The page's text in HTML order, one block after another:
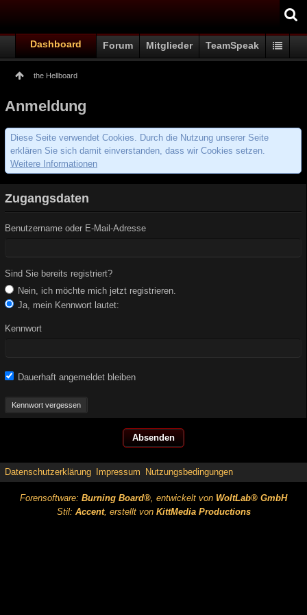
Dashboard Forum Mitglieder TeamSpeak
the Hellboard
Anmeldung
Diese Seite verwendet Cookies. Durch die Nutzung unserer Seite
erklären Sie sich damit einverstanden, dass wir Cookies setzen.
Weitere Informationen
Zugangsdaten
Benutzername oder E-Mail-Adresse
Sind Sie bereits registriert?
Nein, ich möchte mich jetzt registrieren.
Ja, mein Kennwort lautet:
Kennwort
Dauerhaft angemeldet bleiben
Kennwort vergessen
Datenschutzerklärung Impressum Nutzungsbedingungen
Forensoftware: Burning Board®, entwickelt von WoltLab® GmbH
Stil: Accent, erstellt von KittMedia Productions